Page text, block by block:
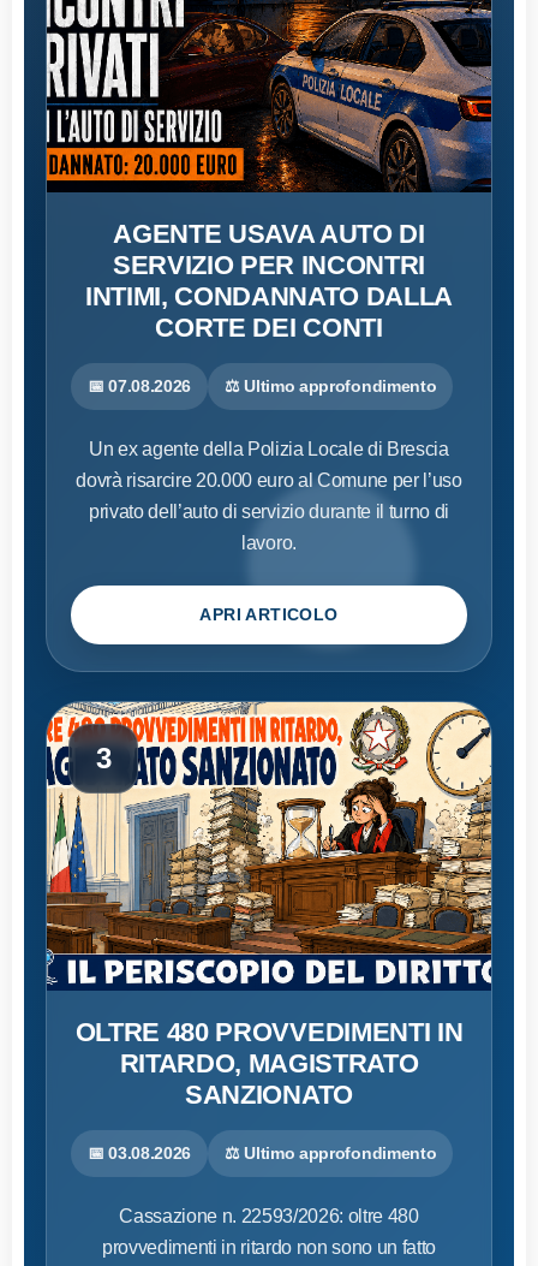
AGENTE USAVA AUTO DI
SERVIZIO PER INCONTRI
INTIMI, CONDANNATO DALLA
CORTE DEI CONTI
📅 07.08.2026 ⚖️ Ultimo approfondimento
Un ex agente della Polizia Locale di Brescia
dovrà risarcire 20.000 euro al Comune per l’uso
privato dell’auto di servizio durante il turno di
lavoro.
APRI ARTICOLO
3
OLTRE 480 PROVVEDIMENTI IN
RITARDO, MAGISTRATO
SANZIONATO
📅 03.08.2026 ⚖️ Ultimo approfondimento
Cassazione n. 22593/2026: oltre 480
provvedimenti in ritardo non sono un fatto